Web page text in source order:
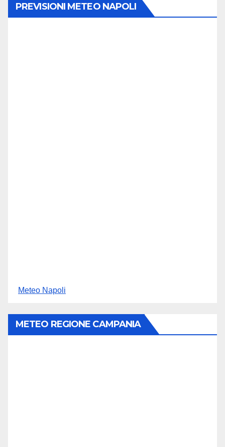
PREVISIONI METEO NAPOLI
Meteo Napoli
METEO REGIONE CAMPANIA